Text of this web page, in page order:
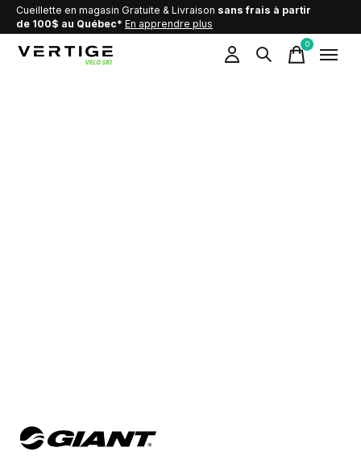
Cueillette en magasin Gratuite & Livraison sans frais à partir
de 100$ au Québec* En apprendre plus
0items